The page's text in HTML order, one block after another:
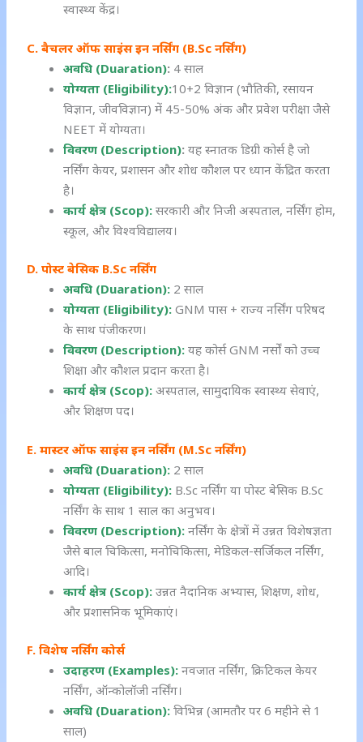
स्वास्थ्य केंद्र।
C. बैचलर ऑफ साइंस इन नर्सिंग (B.Sc नर्सिंग)
अवधि (Duaration): 4 साल
योग्यता (Eligibility):10+2 विज्ञान (भौतिकी, रसायन
विज्ञान, जीवविज्ञान) में 45-50% अंक और प्रवेश परीक्षा जैसे
NEET में योग्यता।
विवरण (Description): यह स्नातक डिग्री कोर्स है जो
नर्सिंग केयर, प्रशासन और शोध कौशल पर ध्यान केंद्रित करता
है।
कार्य क्षेत्र (Scop): सरकारी और निजी अस्पताल, नर्सिंग होम,
स्कूल, और विश्वविद्यालय।
D. पोस्ट बेसिक B.Sc नर्सिंग
अवधि (Duaration): 2 साल
योग्यता (Eligibility): GNM पास + राज्य नर्सिंग परिषद
के साथ पंजीकरण।
विवरण (Description): यह कोर्स GNM नर्सों को उच्च
शिक्षा और कौशल प्रदान करता है।
कार्य क्षेत्र (Scop): अस्पताल, सामुदायिक स्वास्थ्य सेवाएं,
और शिक्षण पद।
E. मास्टर ऑफ साइंस इन नर्सिंग (M.Sc नर्सिंग)
अवधि (Duaration): 2 साल
योग्यता (Eligibility): B.Sc नर्सिंग या पोस्ट बेसिक B.Sc
नर्सिंग के साथ 1 साल का अनुभव।
विवरण (Description): नर्सिंग के क्षेत्रों में उन्नत विशेषज्ञता
जैसे बाल चिकित्सा, मनोचिकित्सा, मेडिकल-सर्जिकल नर्सिंग,
आदि।
कार्य क्षेत्र (Scop): उन्नत नैदानिक अभ्यास, शिक्षण, शोध,
और प्रशासनिक भूमिकाएं।
F. विशेष नर्सिंग कोर्स
उदाहरण (Examples): नवजात नर्सिंग, क्रिटिकल केयर
नर्सिंग, ऑन्कोलॉजी नर्सिंग।
अवधि (Duaration): विभिन्न (आमतौर पर 6 महीने से 1
साल)